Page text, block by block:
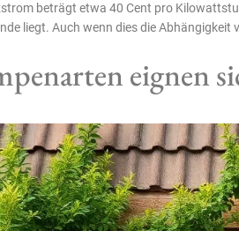
beträgt etwa 40 Cent pro
liegt. Auch wenn dies die
eignen